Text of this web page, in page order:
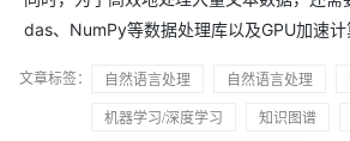
das、NumPy等数据处理库以及GPU加速计
文章标签： 自然语言处理 自然语言处理
机器学习/深度学习
知识图谱